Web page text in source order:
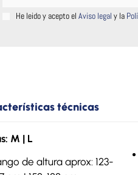
He leido y acepto el Aviso legal y la
técnicas
M | L
de altura aprox: 123-